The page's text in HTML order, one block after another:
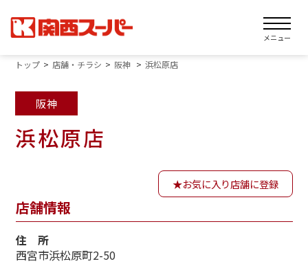
メニュー
トップ 店舗・チラシ 阪神 浜松原店
阪神
浜松原店
お気に入り店舗に登録
店舗情報
住 所
西宮市浜松原町2-50